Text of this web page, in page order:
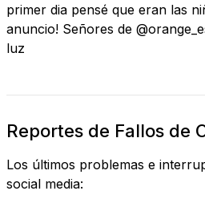
primer dia pensé que eran las
anuncio! Señores de
luz
Reportes de Fallos de
Los últimos problemas e
social media: